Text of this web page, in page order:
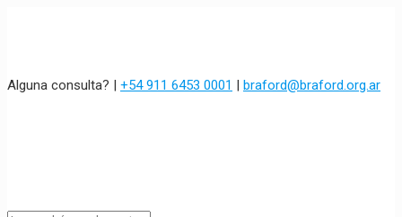
Alguna consulta? | +54 911 6453 0001 | braford@braford.org.ar